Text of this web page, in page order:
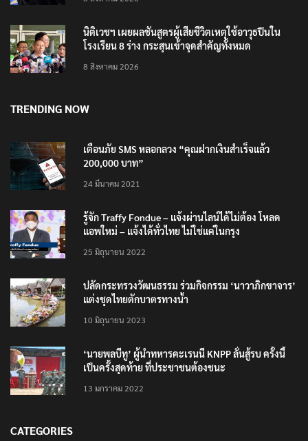
8 สิงหาคม 2026
นิติเวชฯ เผยผลชันสูตรผู้เสียชีวิตเหตุใช้อาวุธปืนใน
เตือนภัย SMS หลอกลวง “คุณฝากเงินสำเร็จแล้ว
24 มีนาคม 2021
รู้จัก Traffy Fondue – แจ้งผ่านไลน์ได้ไม่ต้อง โหลด
แอพใหม่ – แจ้งได้ทั่วไทย ไม่ใช่แค่ในกรุง
25 มิถุนายน 2022
ปลัดกระทรวงวัฒนธรรม ร่วมกิจกรรม ‘นาวาภิกขาจาร’
แต่งชุดไทยตักบาตรทางน้ำ
10 มิถุนายน 2023